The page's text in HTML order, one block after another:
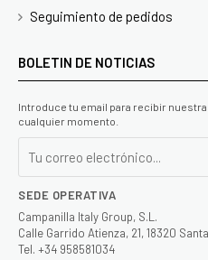
Seguimiento de pedidos
BOLETIN DE NOTICIAS
Introduce tu email para recibir
cualquier momento.
SEDE OPERATIVA
Campanilla Italy Group, S.L.
Calle Garrido Atienza, 21, 18320
Tel. +34 958581034